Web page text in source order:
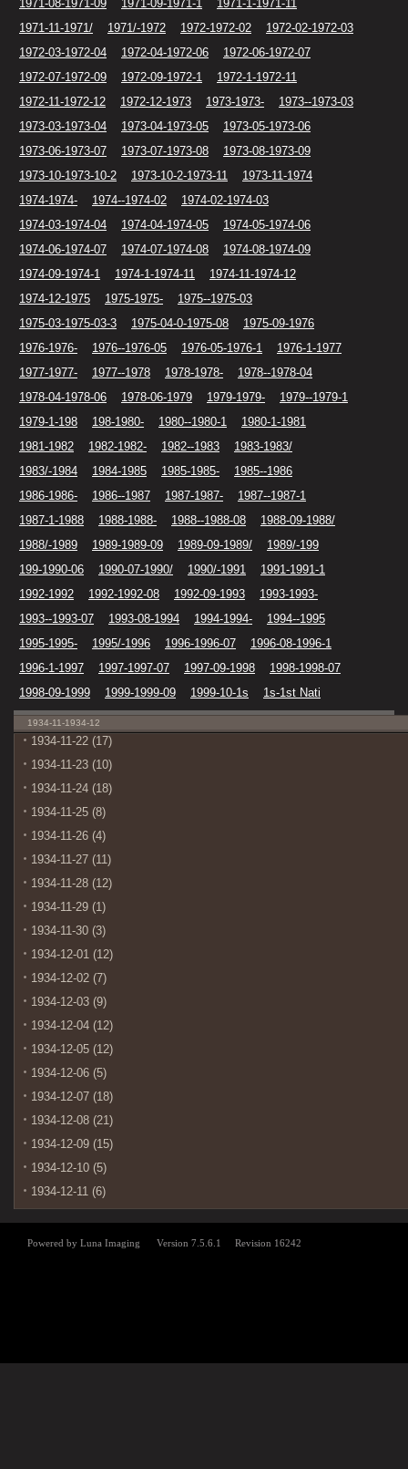
1971-08-1971-09
1971-09-1971-1
1971-1-1971-11
1971-11-1971/
1971/-1972 1972-1972-02
1972-02-1972-03
1972-03-1972-04
1972-04-1972-06
1972-06-1972-07
1972-07-1972-09
1972-09-1972-1
1972-1-1972-11
1972-11-1972-12
1972-12-1973 1973-1973-
1973--1973-03
1973-03-1973-04
1973-04-1973-05
1973-05-1973-06
1973-06-1973-07
1973-07-1973-08
1973-08-1973-09
1973-10-1973-10-2
1973-10-2-1973-11
1973-11-1974
1974-1974-
1974--1974-02
1974-02-1974-03
1974-03-1974-04
1974-04-1974-05
1974-05-1974-06
1974-06-1974-07
1974-07-1974-08
1974-08-1974-09
1974-09-1974-1
1974-1-1974-11
1974-11-1974-12
1974-12-1975
1975-1975-
1975--1975-03
1975-03-1975-03-3
1975-04-0-1975-08
1975-09-1976
1976-1976-
1976--1976-05 1976-05-1976-1
1976-1-1977
1977-1977-
1977--1978 1978-1978-
1978--1978-04
1978-04-1978-06
1978-06-1979 1979-1979-
1979--1979-1
1979-1-198
198-1980- 1980--1980-1
1980-1-1981
1981-1982
1982-1982- 1982--1983
1983-1983/
1983/-1984
1984-1985 1985-1985-
1985--1986
1986-1986-
1986--1987 1987-1987-
1987--1987-1
1987-1-1988
1988-1988- 1988--1988-08
1988-09-1988/
1988/-1989
1989-1989-09 1989-09-1989/
1989/-199
199-1990-06
1990-07-1990/ 1990/-1991
1991-1991-1
1992-1992
1992-1992-08 1992-09-1993
1993-1993-
1993--1993-07
1993-08-1994 1994-1994-
1994--1995
1995-1995-
1995/-1996 1996-1996-07
1996-08-1996-1
1996-1-1997
1997-1997-07 1997-09-1998
1998-1998-07
1998-09-1999
1999-1999-09 1999-10-1s 1s-1st Nati
1934-11-1934-12
1934-11-22 (17)
1934-11-23 (10)
1934-11-24 (18)
1934-11-25 (8)
1934-11-26 (4)
1934-11-27 (11)
1934-11-28 (12)
1934-11-29 (1)
1934-11-30 (3)
1934-12-01 (12)
1934-12-02 (7)
1934-12-03 (9)
1934-12-04 (12)
1934-12-05 (12)
1934-12-06 (5)
1934-12-07 (18)
1934-12-08 (21)
1934-12-09 (15)
1934-12-10 (5)
1934-12-11 (6)